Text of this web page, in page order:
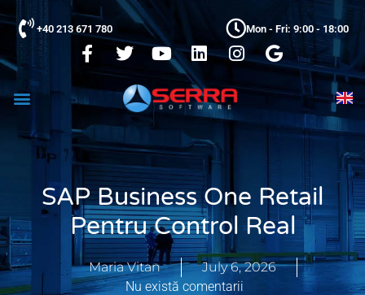
+40 213 671 780 Mon - Fri: 9:00 - 18:00
SAP Business One Retail
Pentru Control Real
Maria Vitan
July 6, 2026
Nu există comentarii